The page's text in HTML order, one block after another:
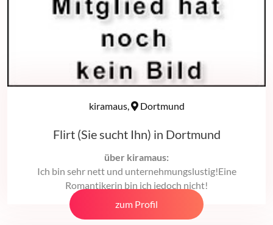
kiramaus, Dortmund
Flirt (Sie sucht Ihn) in Dortmund
über kiramaus:
Ich bin sehr nett und unternehmungslustig!Eine
Romantikerin bin ich jedoch nicht!
zum Profil